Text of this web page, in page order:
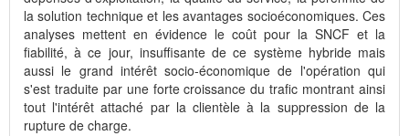
la solution technique et les avantages socioéconomiques. Ces
analyses mettent en évidence le coût pour la SNCF et la
fiabilité, à ce jour, insuffisante de ce système hybride mais
aussi le grand intérêt socio-économique de l'opération qui
s'est traduite par une forte croissance du trafic montrant ainsi
tout l'intérêt attaché par la clientèle à la suppression de la
rupture de charge.